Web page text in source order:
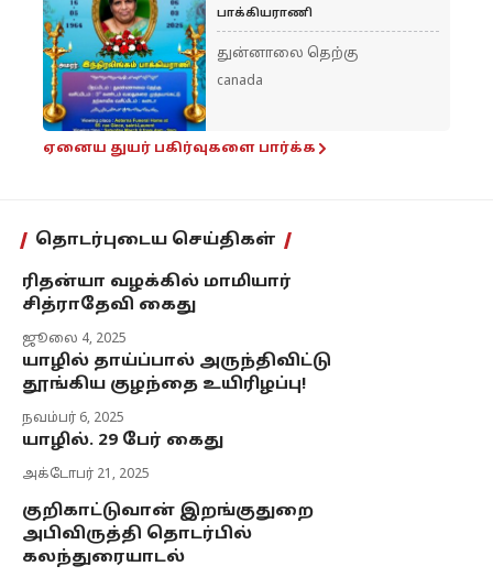
பாக்கியராணி
துன்னாலை தெற்கு
canada
ஏனைய துயர் பகிர்வுகளை பார்க்க
தொடர்புடைய செய்திகள்
ரிதன்யா வழக்கில் மாமியார்
சித்ராதேவி கைது
ஜூலை 4, 2025
யாழில் தாய்ப்பால் அருந்திவிட்டு
தூங்கிய குழந்தை உயிரிழப்பு!
நவம்பர் 6, 2025
யாழில். 29 பேர் கைது
அக்டோபர் 21, 2025
குறிகாட்டுவான் இறங்குதுறை
அபிவிருத்தி தொடர்பில்
கலந்துரையாடல்